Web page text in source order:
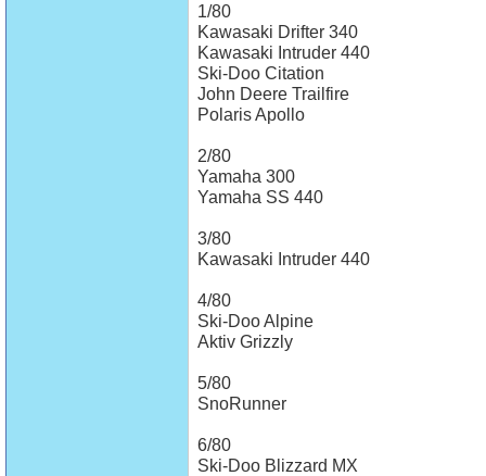
1/80
Kawasaki Drifter 340
Kawasaki Intruder 440
Ski-Doo Citation
John Deere Trailfire
Polaris Apollo
2/80
Yamaha 300
Yamaha SS 440
3/80
Kawasaki Intruder 440
4/80
Ski-Doo Alpine
Aktiv Grizzly
5/80
SnoRunner
6/80
Ski-Doo Blizzard MX